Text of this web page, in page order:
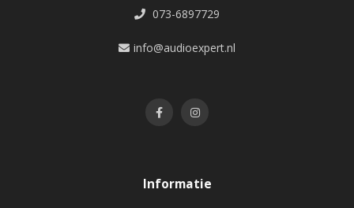
073-6897729
info@audioexpert.nl
Informatie